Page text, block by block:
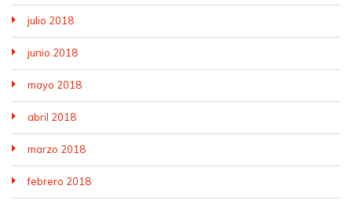
julio 2018
junio 2018
mayo 2018
abril 2018
marzo 2018
febrero 2018